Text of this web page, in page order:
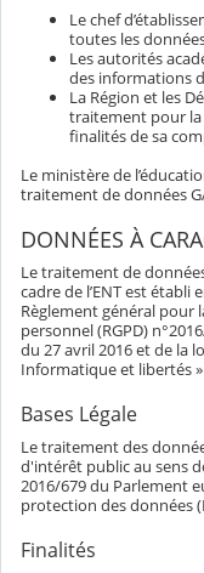
Le chef
toutes les
Les autorités
des informations
La Région et les
traitement pour la
finalités de sa
Le ministère de
traitement de données
DONNÉES À
Le traitement de
cadre de l’ENT est
Règlement général pour
personnel (RGPD)
du 27 avril 2016 et de la
Informatique et libertés
Bases Légale
Le traitement des
d'intérêt public au sens
2016/679 du Parlement
protection des données
Finalités